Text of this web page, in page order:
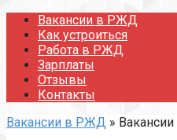
Перейти
контенту
Вакансии в РЖД
Как устроиться
Работа в РЖД
Зарплаты
Отзывы
Контакты
Вакансии в РЖД »